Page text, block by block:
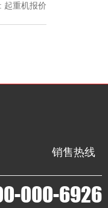
: 起重机报价
销售热线
000-6926